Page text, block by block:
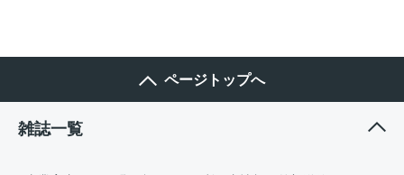
ページトップへ
雑誌一覧